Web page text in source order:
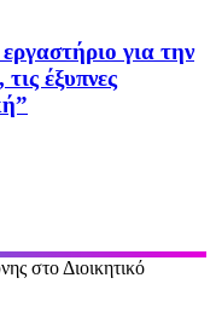
για την
έξυπνες
στο Διοικητικό